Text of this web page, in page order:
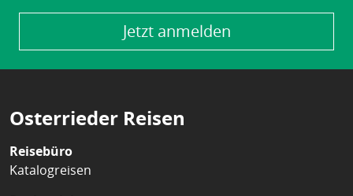
Jetzt anmelden
Osterrieder Reisen
Reisebüro
Katalogreisen